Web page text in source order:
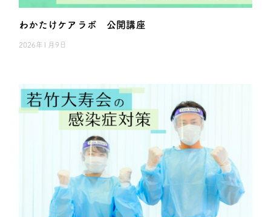
わかたけケアラボ 公開講座
2026年1月9日